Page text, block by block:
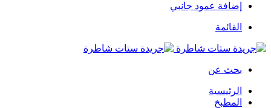
إضافة عمود جانبي
القائمة
بحث عن
الرئيسية
المطبخ